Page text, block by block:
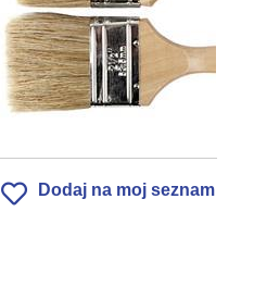
Dodaj na moj seznam